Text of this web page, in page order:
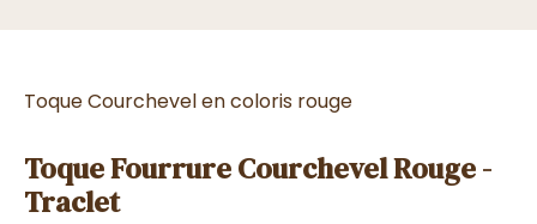
ToqueCourchevel en coloris rouge
Toque Fourrure Courchevel Rouge -
Traclet